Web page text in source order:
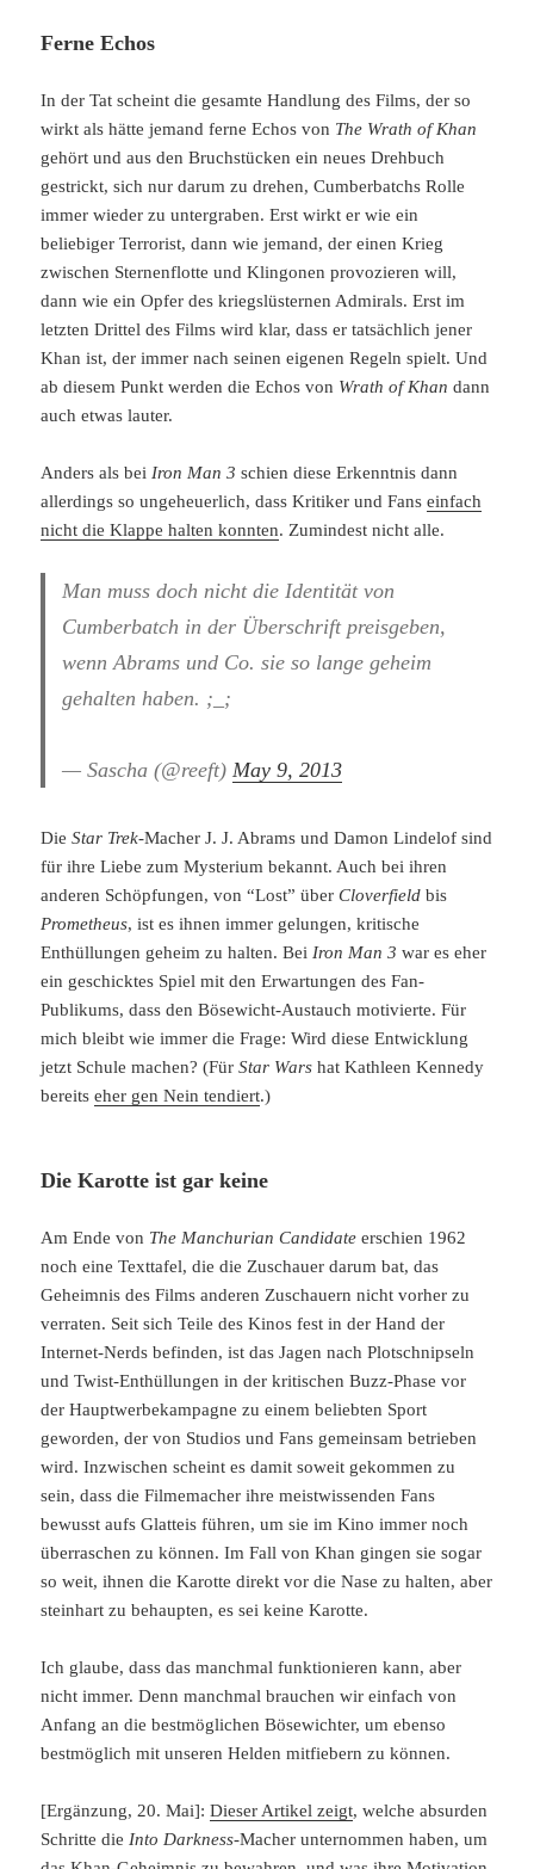
Ferne Echos
In der Tat scheint die gesamte Handlung des Films, der so
wirkt als hätte jemand ferne Echos von The Wrath of Khan
gehört und aus den Bruchstücken ein neues Drehbuch
gestrickt, sich nur darum zu drehen, Cumberbatchs Rolle
immer wieder zu untergraben. Erst wirkt er wie ein
beliebiger Terrorist, dann wie jemand, der einen Krieg
zwischen Sternenflotte und Klingonen provozieren will,
dann wie ein Opfer des kriegslüsternen Admirals. Erst im
letzten Drittel des Films wird klar, dass er tatsächlich jener
Khan ist, der immer nach seinen eigenen Regeln spielt. Und
ab diesem Punkt werden die Echos von Wrath of Khan dann
auch etwas lauter.
Anders als beiIron Man 3 schien diese Erkenntnis dann
allerdings so ungeheuerlich, dass Kritiker und Fanseinfach
nicht die Klappe halten konnten. Zumindest nicht alle.
Man muss doch nicht die Identität von
Cumberbatch in der Überschrift preisgeben,
wenn Abrams und Co. sie so lange geheim
gehalten haben. ;_;
— Sascha (@reeft)May 9, 2013
DieStar Trek-Macher J. J. Abrams und Damon Lindelof sind
für ihre Liebe zum Mysterium bekannt. Auch bei ihren
anderen Schöpfungen, von “Lost” überCloverfield bis
Prometheus, ist es ihnen immer gelungen, kritische
Enthüllungen geheim zu halten. BeiIron Man 3 war es eher
ein geschicktes Spiel mit den Erwartungen des Fan-
Publikums, dass den Bösewicht-Austauch motivierte. Für
mich bleibt wie immer die Frage: Wird diese Entwicklung
jetzt Schule machen? (FürStar Wars hat Kathleen Kennedy
bereitseher gen Nein tendiert.)
Die Karotte ist gar keine
Am Ende von The Manchurian Candidate erschien 1962
noch eine Texttafel, die die Zuschauer darum bat, das
Geheimnis des Films anderen Zuschauern nicht vorher zu
verraten. Seit sich Teile des Kinos fest in der Hand der
Internet-Nerds befinden, ist das Jagen nach Plotschnipseln
und Twist-Enthüllungen in der kritischen Buzz-Phase vor
der Hauptwerbekampagne zu einem beliebten Sport
geworden, der von Studios und Fans gemeinsam betrieben
wird. Inzwischen scheint es damit soweit gekommen zu
sein, dass die Filmemacher ihre meistwissenden Fans
bewusst aufs Glatteis führen, um sie im Kino immer noch
überraschen zu können. Im Fall von Khan gingen sie sogar
so weit, ihnen die Karotte direkt vor die Nase zu halten, aber
steinhart zu behaupten, es sei keine Karotte.
Ich glaube, dass das manchmal funktionieren kann, aber
nicht immer. Denn manchmal brauchen wir einfach von
Anfang an die bestmöglichen Bösewichter, um ebenso
bestmöglich mit unseren Helden mitfiebern zu können.
[Ergänzung, 20. Mai]:Dieser Artikel zeigt, welche absurden
Schritte dieInto Darkness-Macher unternommen haben, um